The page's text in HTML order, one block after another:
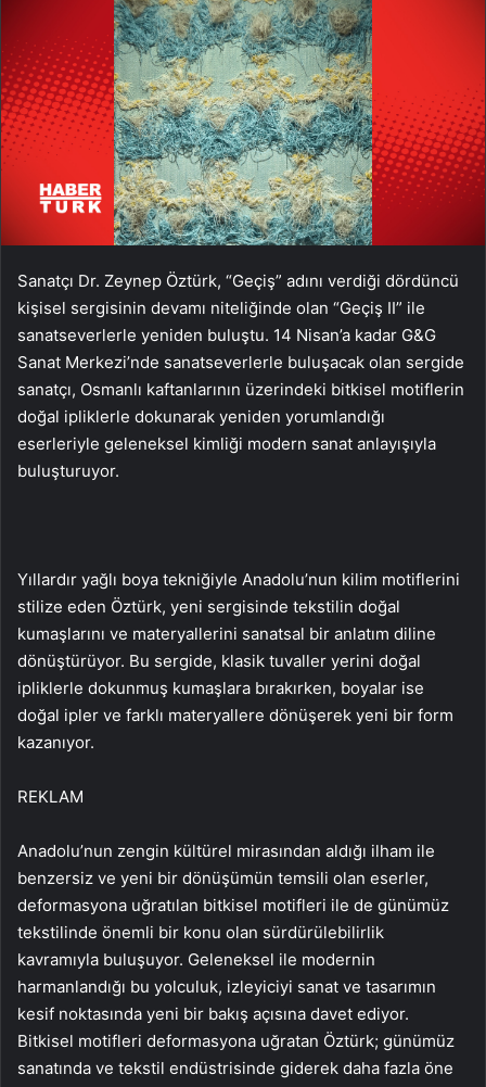
Sanatçı Dr. Zeynep Öztürk, “Geçiş” adını verdiği dördüncü
kişisel sergisinin devamı niteliğinde olan “Geçiş II” ile
sanatseverlerle yeniden buluştu. 14 Nisan’a kadar G&G
Sanat Merkezi’nde sanatseverlerle buluşacak olan sergide
sanatçı, Osmanlı kaftanlarının üzerindeki bitkisel motiflerin
doğal ipliklerle dokunarak yeniden yorumlandığı
eserleriyle geleneksel kimliği modern sanat anlayışıyla
buluşturuyor.
Yıllardır yağlı boya tekniğiyle Anadolu’nun kilim motiflerini
stilize eden Öztürk, yeni sergisinde tekstilin doğal
kumaşlarını ve materyallerini sanatsal bir anlatım diline
dönüştürüyor. Bu sergide, klasik tuvaller yerini doğal
ipliklerle dokunmuş kumaşlara bırakırken, boyalar ise
doğal ipler ve farklı materyallere dönüşerek yeni bir form
kazanıyor.
REKLAM
Anadolu’nun zengin kültürel mirasından aldığı ilham ile
benzersiz ve yeni bir dönüşümün temsili olan eserler,
deformasyona uğratılan bitkisel motifleri ile de günümüz
tekstilinde önemli bir konu olan sürdürülebilirlik
kavramıyla buluşuyor. Geleneksel ile modernin
harmanlandığı bu yolculuk, izleyiciyi sanat ve tasarımın
kesif noktasında yeni bir bakış açısına davet ediyor.
Bitkisel motifleri deformasyona uğratan Öztürk; günümüz
sanatında ve tekstil endüstrisinde giderek daha fazla öne